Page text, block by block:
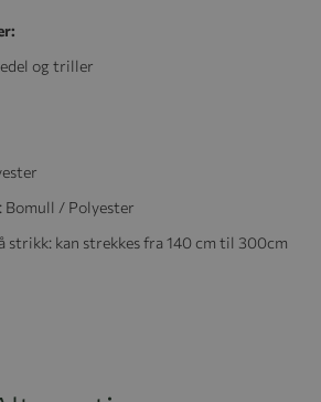
og triller
Bomull / Polyester
strikk: kan strekkes fra 140 cm til 300cm